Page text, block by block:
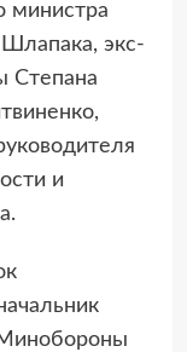
министра
экс-
Степана
и
Минобороны